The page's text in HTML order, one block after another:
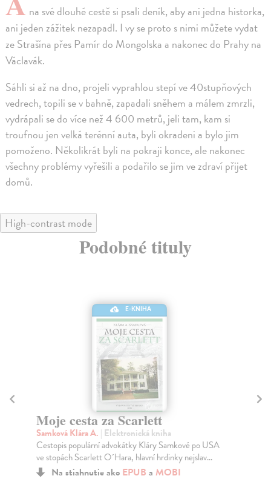
na své dlouhé cestě si psali deník, aby ani jedna historka,
ani jeden zážitek nezapadl. I vy se proto s nimi můžete vydat
ze Strašína přes Pamír do Mongolska a nakonec do Prahy na
Václavák.
Sáhli si až na dno, projeli vyprahlou stepí ve 40stupňových
vedrech, topili se v bahně, zapadali sněhem a málem zmrzli,
vydrápali se do více než 4 600 metrů, jeli tam, kam si
troufnou jen velká terénní auta, byli okradeni a bylo jim
pomoženo. Několikrát byli na pokraji konce, ale nakonec
všechny problémy vyřešili a podařilo se jim ve zdraví přijet
domů.
High-contrast mode
Podobné tituly
E-KNIHA
Moje cesta za Scarlett
Samková Klára A. | Elektronická kniha
Cestopis populární advokátky Kláry Samkové po USA
ve stopách Scarlett O´Hara, hlavní hrdinky nejslav...
Na stiahnutie ako EPUB a MOBI